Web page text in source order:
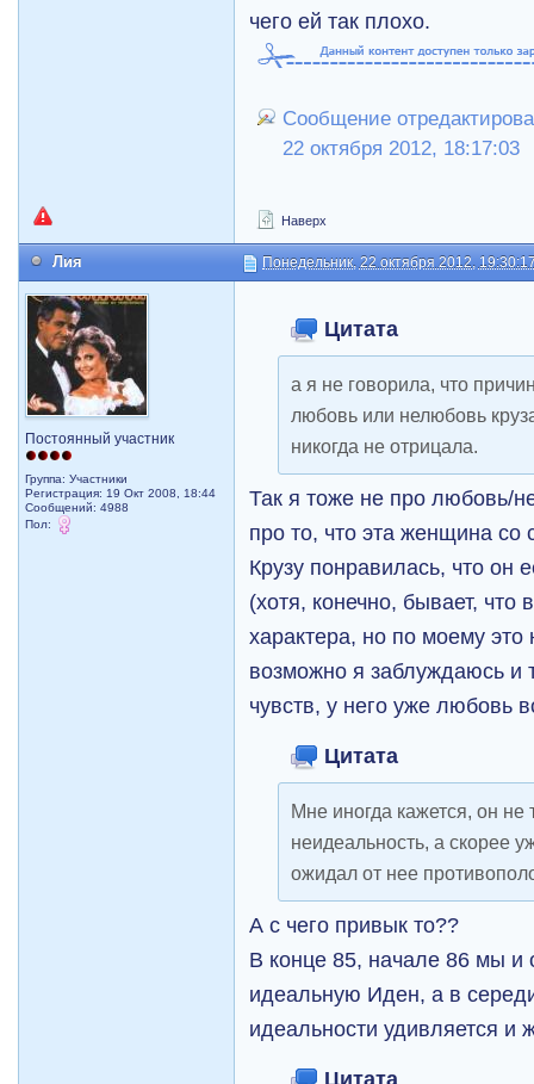
чего ей так плохо.
Сообщение
22 октября 2012, 18:17:03
Наверх
Лия Понедельник, 22 октября 2012,
Постоянный участник
Группа: Участники
Регистрация: 19 Окт 2008, 18:44
Сообщений: 4988
Пол:
Цитата
а я не говорила, что
любовь или нелюбовь
никогда не отрицала.
Так я тоже не про любовь/
про то, что эта женщина со
Крузу понравилась, что он
(хотя, конечно, бывает,
характера, но по моему это
возможно я заблуждаюсь и
чувств, у него уже любовь
Цитата
Мне иногда кажется, он не
неидеальность, а скорее
ожидал от нее
А с чего привык то??
В конце 85, начале 86 мы и
идеальную Иден, а в
идеальности удивляется и
Цитата